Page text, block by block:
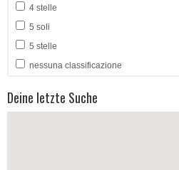
4 stelle
5 soli
5 stelle
nessuna classificazione
Deine letzte Suche